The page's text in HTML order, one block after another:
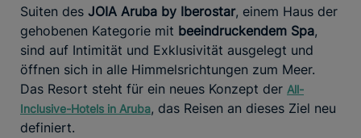
Suiten des JOIA Aruba by Iberostar, einem Haus der
gehobenen Kategorie mit beeindruckendem Spa,
sind auf Intimität und Exklusivität ausgelegt und
öffnen sich in alle Himmelsrichtungen zum Meer.
Das Resort steht für ein neues Konzept der All-
Inclusive-Hotels in Aruba, das Reisen an dieses Ziel neu
definiert.